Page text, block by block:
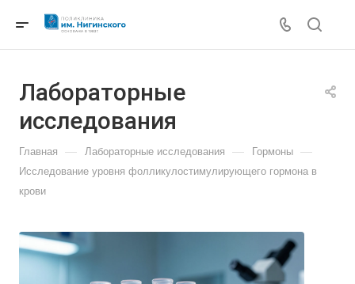
Лабораторные
исследования
Главная — Лабораторные исследования — Гормоны —
Исследование уровня фолликулостимулирующего гормона в
крови